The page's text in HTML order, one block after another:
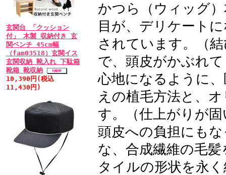
玄関台 「クッション
付」 木製 収納付き 玄
関ベンチ 45cm幅
（fam03518）玄関イス
玄関収納 靴入れ 下駄箱
靴箱 靴収納
10,390円(税込
11,430円)
インターネットで他店
できる」とのことで、2
っていると、頭がチク
なり、もう使用してい
つけられていて、着け
ます。
• 2011/03/15 投稿者
ル：★★★★★
ネットでの購入は不安
医療用ウイッグをネッ
応で信頼のあるショッ
かつら（ウィッグ
目が、デリケート
されています。（
で、頭皮がかぶれ
心地になるように
えの植毛方法と、
す。（仕上がりが
頭皮への負担にも
な、合成繊維の毛
タイルの形状を永